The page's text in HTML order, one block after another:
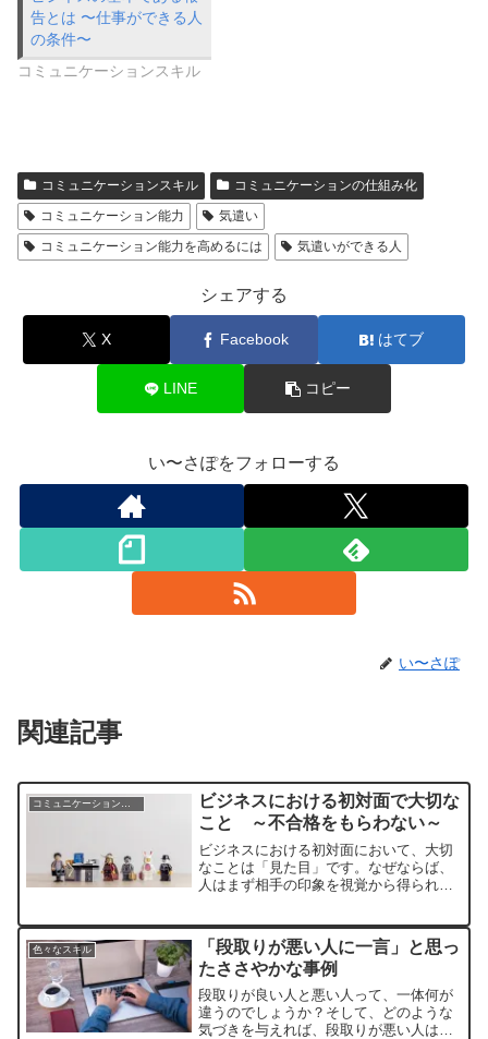
告とは 〜仕事ができる人
の条件〜
コミュニケーションスキル
コミュニケーションスキル
コミュニケーションの仕組み化
コミュニケーション能力
気遣い
コミュニケーション能力を高めるには
気遣いができる人
シェアする
X Facebook はてブ
LINE コピー
い〜さぽをフォローする
い〜さぽ
関連記事
コミュニケーションスキル
ビジネスにおける初対面で大切な
こと ～不合格をもらわない～
ビジネスにおける初対面において、大切
なことは「見た目」です。なぜならば、
人はまず相手の印象を視覚から得られた
がメラビアンの法則です。
色々なスキル
「段取りが悪い人に一言」と思っ
たささやかな事例
段取りが良い人と悪い人って、一体何が
違うのでしょうか？そして、どのような
気づきを与えれば、段取りが悪い人は変